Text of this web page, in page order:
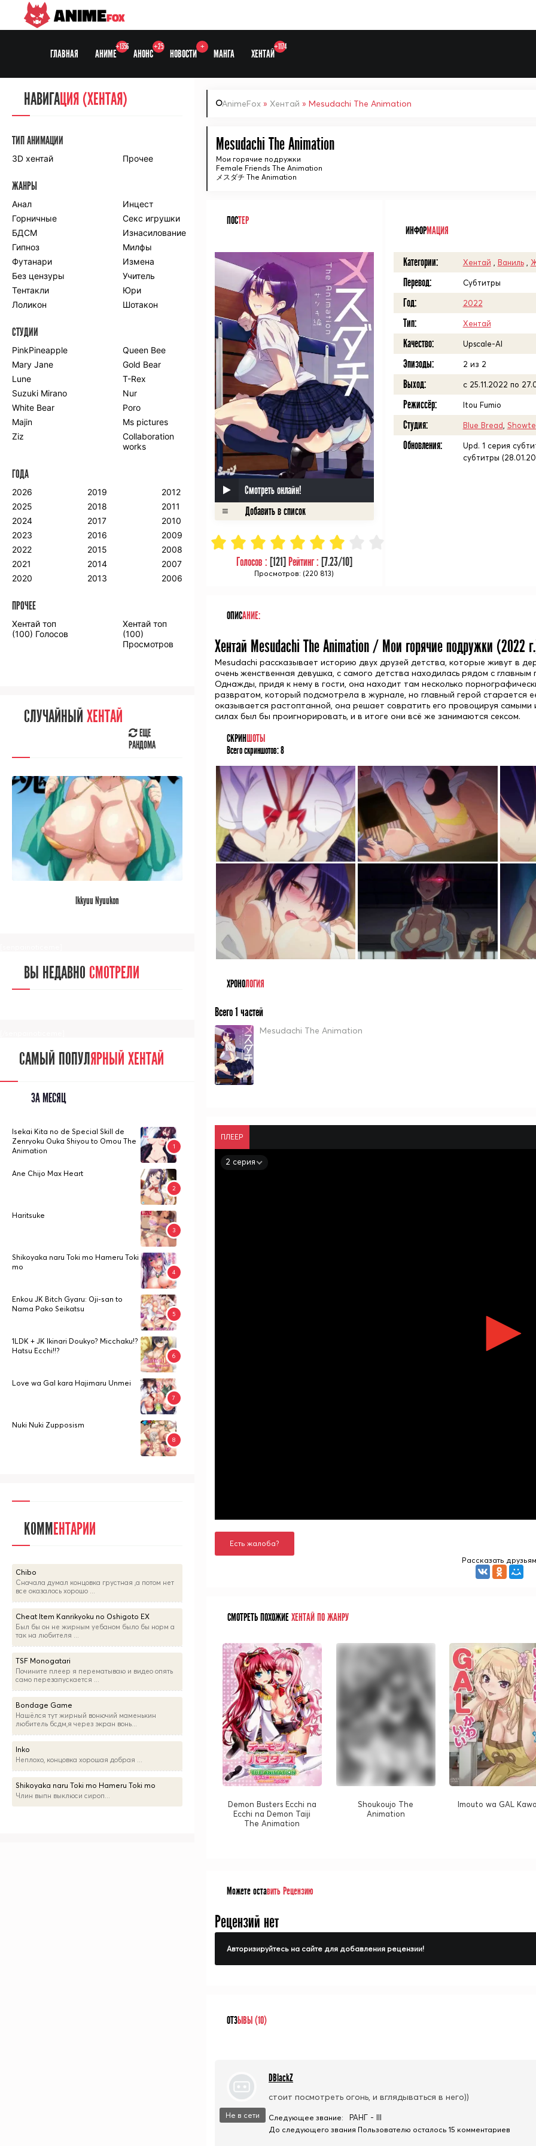
ANIMEFOX
ГЛАВНАЯ АНИМЕ
+1356
АНОНС
+25
НОВОСТИ
+
МАНГА ХЕНТАЙ
+1174
AnimeFox » Хентай » Mesudachi The Animation
Mesudachi The Animation
Мои горячие подружки
Female Friends The Animation
メスダチ The Animation
ПОСТЕР
Смотреть онлайн!
Голосов : [121] Рейтинг : [7.23/10]
Просмотров: (220 813)
ИНФОРМАЦИЯ
Категории: Хентай Ваниль,
Перевод: Субтитры
Год: 2022
Тип: Хентай
Качество: Upscale-AI
Эпизоды: 2 из 2
Выход: с 25.11.2022 по
Режиссёр: Itou Fumio
Студия: Blue Bread
Обновления:
Upd. 1 серия
субтитры
ОПИСАНИЕ:
Хентай Mesudachi The Animation / Мои горячие подружки (2022
Mesudachi рассказывает историю двух друзей детства, которые живут в
очень женственная девушка, с самого детства находилась рядом с главным
Однажды, придя к нему в гости, она находит там несколько
развратом, который подсмотрела в журнале, но главный герой старается
оказывается растоптанной, она решает совратить его провоцируя
силах был бы проигнорировать, и в итоге они всё же занимаются сексом.
СКРИНШОТЫ
Всего скриншотов:8
ХРОНОЛОГИЯ
Всего 1 частей
Mesudachi The Animation
ПЛЕЕР
2 серия
Есть жалоба?
Рассказать друзьям
СМОТРЕТЬ ПОХОЖИЕХЕНТАЙ ПО ЖАНРУ
Demon Busters Ecchi na
Ecchi na Demon Taiji
The Animation
Shoukoujo The
Animation
Imouto wa GAL
Можете оставить Рецензию
Рецензий нет
Авторизируйтесь на сайте для добавления рецензии!
ОТЗЫВЫ (10)
Не в сети
DBlackZ
стоит посмотреть огонь, и вглядываться в него))
Следующее звание: РАНГ - III
До следующего звания Пользователю осталось 15 комментариев
НАВИГАЦИЯ
СЕЗОНЫ
Anidub
Animedia
Kansai studio
Onibaku
Shiza project
ПО ЖАНРАМ
Комедия
Приключения
Романтика
Школа
Этти
Боевые
искусства
Гарем
Драма
Игры
Исторический
Магия
Фантастика
Фэнтези
Мистика
Попаданцы в
другой мир
Хентай
ПО ГОДУ
2023
2022
2021
2020
2019
2018
2017
2016
2013
2012
2011
2010
2009
2008
2005
2004
2003
2002
2001
2000
ПРОЧЕЕ
Аниме фильмы Аниме OVA
СЛУЧАЙНОЕ АНИМЕ
РАНДОМА
ВЫ НЕДАВНОСМОТРЕЛИ
[/senpainoticeme]
САМЫЙ ПОПУЛЯРНЫЙ АНИМЕ
НАВИГАЦИЯ (ХЕНТАЯ)
ТИП АНИМАЦИИ
3D хентай Прочее
ЖАНРЫ
Анал
Инцест
Горничные
Секс игрушки
БДСМ
Изнасилование
Гипноз
Милфы
Футанари
Измена
Без цензуры
Учитель
Тентакли
Юри
Лоликон
Шотакон
СТУДИИ
PinkPineapple
Queen Bee
Mary Jane
Gold Bear
Lune
T-Rex
Suzuki Mirano
Nur
White Bear
Poro
Majin
Ms pictures
Ziz
Collaboration
works
ГОДА
2026
2025
2024
2023
2022
2021
2020
2019
2018
2017
2016
2015
2014
2013
2012
2011
2010
2009
2008
2007
2006
ПРОЧЕЕ
Хентай топ
(100) Голосов
Хентай топ
(100)
Просмотров
СЛУЧАЙНЫЙ ХЕНТАЙ
ЕЩЕ
РАНДОМА
Ikkyuu Nyuukon
ВЫ НЕДАВНО СМОТРЕЛИ
САМЫЙ ПОПУЛЯРНЫЙ ХЕНТАЙ
ЗА МЕСЯЦ
Isekai Kita no de Special Skill de
Zenryoku Ouka Shiyou to Omou The
Animation
Ane Chijo Max Heart
Haritsuke
Shikoyaka naru Toki mo Hameru Toki
mo
Enkou JK Bitch Gyaru: Oji-san to
Nama Pako Seikatsu
1LDK + JK Ikinari Doukyo? Micchaku!?
Hatsu Ecchi!!?
Love wa Gal kara Hajimaru Unmei
Nuki Nuki Zupposism
КОММЕНТАРИИ
Chibo
Сначала думал концовка грустная ,а потом нет
все оказалось хорошо ...
Cheat Item Kanrikyoku no Oshigoto EX
Был бы он не жирным уебаном было бы норм а
так на любителя ...
TSF Monogatari
Почините плеер я перематываю и видео опять
само перезапускается ...
Bondage Game
Нашёлся тут жирный вонючий маменькин
любитель бсдм,я через экран вонь...
Inko
Неплохо, концовка хорошая добрая ...
Shikoyaka naru Toki mo Hameru Toki mo
Члин выпн выклюси сироп...